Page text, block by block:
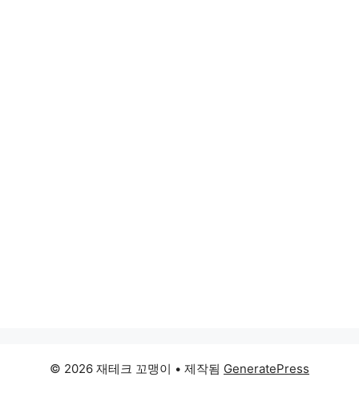
© 2026 재테크 꼬맹이 • 제작됨 GeneratePress